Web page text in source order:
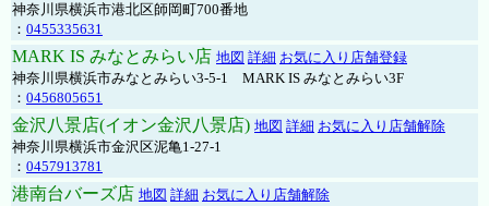
神奈川県横浜市港北区師岡町700番地
： 0455335631
MARK IS みなとみらい店 地図 詳細 お気に入り店舗登録
神奈川県横浜市みなとみらい3-5-1 MARK IS みなとみらい3F
： 0456805651
金沢八景店(イオン金沢八景店) 地図 詳細 お気に入り店舗解除
神奈川県横浜市金沢区泥亀1-27-1
： 0457913781
港南台バーズ店 地図 詳細 お気に入り店舗解除